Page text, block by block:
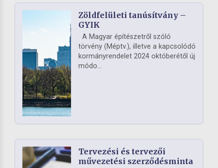
Zöldfelületi tanúsítvány –
GYIK
A Magyar építészetről szóló
törvény (Méptv.), illetve a kapcsolódó
kormányrendelet 2024 októberétől új
módo...
Tervezési és tervezői
művezetési szerződésminta